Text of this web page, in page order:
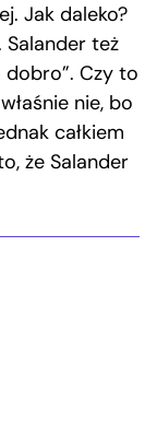
Jak daleko?
też
dobro”. Czy to
nie, bo
całkiem
że Salander